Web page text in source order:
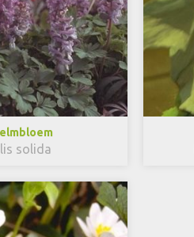
solida